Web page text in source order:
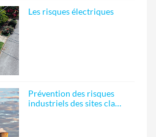
Les risques électriques
Prévention des risques
industriels des sites cla…